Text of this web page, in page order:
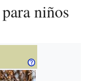
para niños